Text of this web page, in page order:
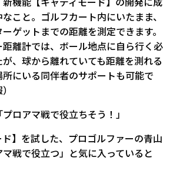
こと。ゴルフカート内にいたまま、
ゲットまでの距離を測定できます。
離計では、ボール地点に自ら行く必
、球から離れていても距離を測れる
にいる同伴者のサポートも可能で
ロアマ戦で役立ちそう！」
ド】を試した、プロゴルファーの青山
戦で役立つ」と気に入っていると